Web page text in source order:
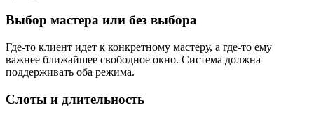
Выбор мастера или без выбора
Где-то клиент идет к конкретному мастеру, а где-то ему
важнее ближайшее свободное окно. Система должна
поддерживать оба режима.
Слоты и длительность